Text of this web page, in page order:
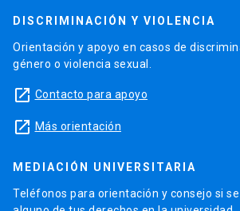
DISCRIMINACIÓN Y VIOLENCIA
Orientación y apoyo en casos de
género o violencia sexual.
launch Contacto para apoyo
launch Más orientación
MEDIACIÓN UNIVERSITARIA
Teléfonos para orientación y consejo si